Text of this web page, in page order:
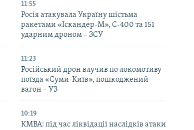
11:55
Росія атакувала Україну шістьма
ракетами «Іскандер-М», С-400 та 151
ударним дроном – ЗСУ
11:23
Російський дрон влучив по локомотиву
поїзда «Суми-Київ», пошкоджений
вагон – УЗ
10:19
КМВА: під час ліквідації наслідків атаки